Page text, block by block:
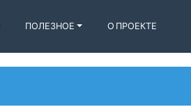
ПОЛЕЗНОЕ О ПРОЕКТЕ